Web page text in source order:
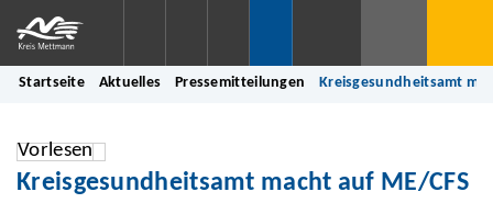
Startseite Aktuelles Pressemitteilungen Kreisgesundheitsamt
Vorlesen
Kreisgesundheitsamt macht auf ME/CFS